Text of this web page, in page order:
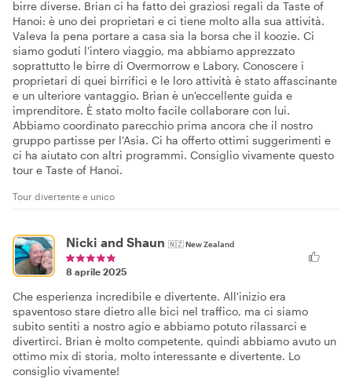
birre diverse. Brian ci ha fatto dei graziosi regali da Taste of
Hanoi: è uno dei proprietari e ci tiene molto alla sua attività.
Valeva la pena portare a casa sia la borsa che il koozie. Ci
siamo goduti l'intero viaggio, ma abbiamo apprezzato
soprattutto le birre di Overmorrow e Labory. Conoscere i
proprietari di quei birrifici e le loro attività è stato affascinante
e un ulteriore vantaggio. Brian è un'eccellente guida e
imprenditore. È stato molto facile collaborare con lui.
Abbiamo coordinato parecchio prima ancora che il nostro
gruppo partisse per l'Asia. Ci ha offerto ottimi suggerimenti e
ci ha aiutato con altri programmi. Consiglio vivamente questo
tour e Taste of Hanoi.
Tour divertente e unico
Nicki and Shaun 🇳🇿New Zealand
8 aprile 2025
Che esperienza incredibile e divertente. All'inizio era
spaventoso stare dietro alle bici nel traffico, ma ci siamo
subito sentiti a nostro agio e abbiamo potuto rilassarci e
divertirci. Brian è molto competente, quindi abbiamo avuto un
ottimo mix di storia, molto interessante e divertente. Lo
consiglio vivamente!